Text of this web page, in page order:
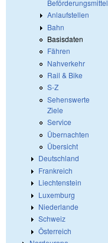
Beförderungsmittel
Anlaufstellen
Bahn
Basisdaten
Fähren
Nahverkehr
Rail & Bike
S-Z
Sehenswerte
Ziele
Service
Übernachten
Übersicht
Deutschland
Frankreich
Liechtenstein
Luxemburg
Niederlande
Schweiz
Österreich